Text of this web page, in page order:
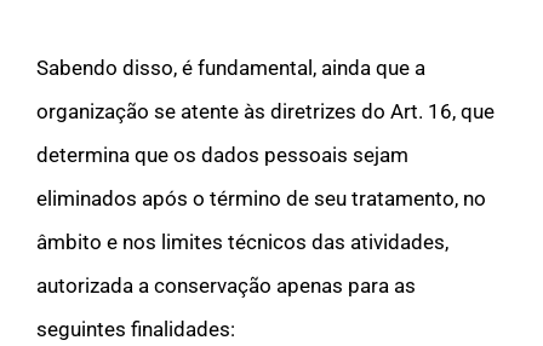
Sabendo disso, é fundamental, ainda que a
organização se atente às diretrizes do Art. 16, que
determina que os dados pessoais sejam
eliminados após o término de seu tratamento, no
âmbito e nos limites técnicos das atividades,
autorizada a conservação apenas para as
seguintes finalidades: